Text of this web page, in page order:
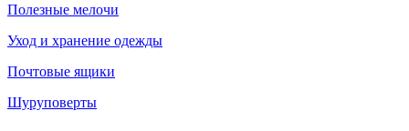
Полезные мелочи
Уход и хранение одежды
Почтовые ящики
Шуруповерты